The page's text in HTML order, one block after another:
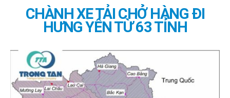
CHÀNH XE TẢI CHỞ HÀNG ĐI
HƯNG YÊN TỪ 63 TỈNH